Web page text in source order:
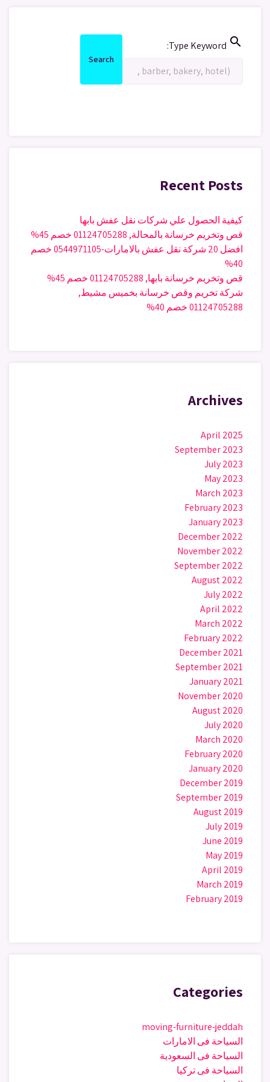
search
Search
Search
Recent Posts
كيفية الحصول علي شركات نقل عفش بابها
قص وتخريم خرسانة بالمحالة, 01124705288 خصم 45%
افضل 20 شركة نقل عفش بالامارات-0544971105 خصم
40%
قص وتخريم خرسانة بابها, 01124705288 خصم 45%
شركة تخريم وقص خرسانة بخميس مشيط,
01124705288 خصم 40%
Archives
April 2025
September 2023
July 2023
May 2023
March 2023
February 2023
January 2023
December 2022
November 2022
September 2022
August 2022
July 2022
April 2022
March 2022
February 2022
December 2021
September 2021
January 2021
November 2020
August 2020
July 2020
March 2020
February 2020
January 2020
December 2019
September 2019
August 2019
July 2019
June 2019
May 2019
April 2019
March 2019
February 2019
Categories
moving-furniture-jeddah
السياحة فى الامارات
السياحة فى السعودية
السياحة فى تركيا